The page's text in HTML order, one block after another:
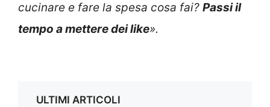
cucinare e fare la spesa cosa fai? Passi il
tempo a mettere dei like».
ULTIMI ARTICOLI